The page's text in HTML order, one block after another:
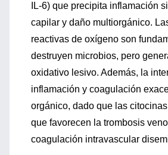
IL-6) que precipita inflamación
capilar y daño multiorgánico.
reactivas de oxígeno son
destruyen microbios, pero
oxidativo lesivo. Además, la
inflamación y coagulación
orgánico, dado que las
que favorecen la trombosis
coagulación intravascular